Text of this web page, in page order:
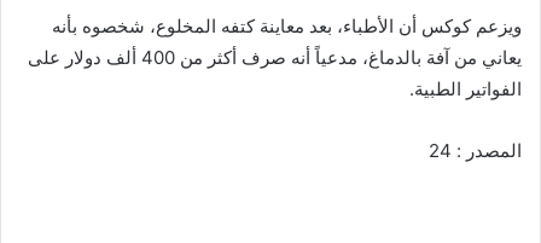
ويزعم كوكس أن الأطباء، بعد معاينة كتفه المخلوع، شخصوه بأنه
يعاني من آفة بالدماغ، مدعياً أنه صرف أكثر من 400 ألف دولار على
الفواتير الطبية.
المصدر : 24